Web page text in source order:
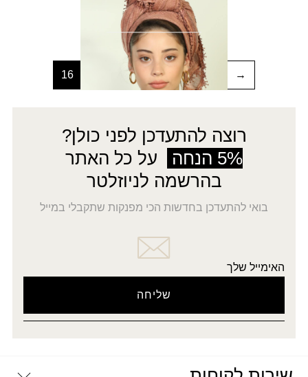
צעיף גולן
₪60.00
→
2
…
14
16
רוצה להתעדכן לפני כולן?
5% הנחה
על כל האתר
בהרשמה לניוזלטר
בואי להתעדכן בחדשות הכי מפנקות שתקבלי במייל
האימייל שלך